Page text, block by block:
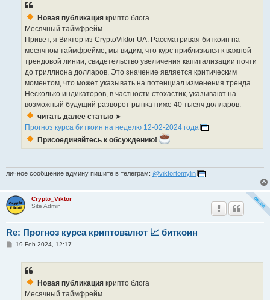
Новая публикация крипто блога
Месячный таймфрейм
Привет, я Виктор из CryptoViktor UA. Рассматривая биткоин на
месячном таймфрейме, мы видим, что курс приблизился к важной
трендовой линии, свидетельство увеличения капитализации почти
до триллиона долларов. Это значение является критическим
моментом, что может указывать на потенциал изменения тренда.
Несколько индикаторов, в частности стохастик, указывают на
возможный будущий разворот рынка ниже 40 тысяч долларов.
читать далее статью ➤
Прогноз курса биткоин на неделю 12-02-2024 года
Присоединяйтесь к обсуждению!
личное сообщение админу пишите в телеграм: @viktortomylin
Crypto_Viktor
Site Admin
Re: Прогноз курса криптовалют 📈 биткоин
P19 Feb 2024, 12:17
Новая публикация крипто блога
Месячный таймфрейм